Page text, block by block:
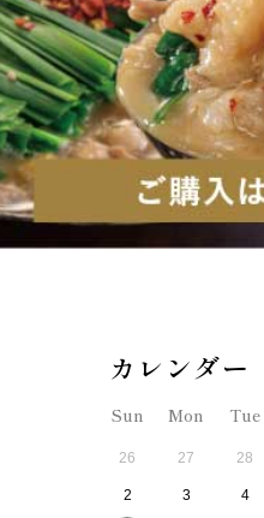
Sun Mon Tue
26 27 28
2 3 4